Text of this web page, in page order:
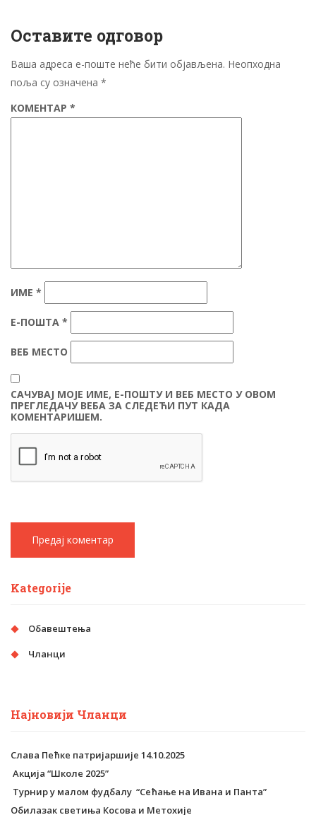
Оставите одговор
Ваша адреса е-поште неће бити објављена. Неопходна
поља су означена *
КОМЕНТАР *
ИМЕ *
Е-ПОШТА *
ВЕБ МЕСТО
САЧУВАЈ МОЈЕ ИМЕ, Е-ПОШТУ И ВЕБ МЕСТО У ОВОМ
ПРЕГЛЕДАЧУ ВЕБА ЗА СЛЕДЕЋИ ПУТ КАДА
КОМЕНТАРИШЕМ.
Kategorije
Обавештења
Чланци
Најновији Чланци
Слава Пећке патријаршије 14.10.2025
Aкција “Школе 2025”
Tурнир у малом фудбалу “Сећање на Ивана и Панта”
Обилазак светиња Косова и Метохије